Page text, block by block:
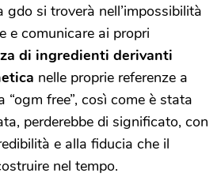
si troverà nell’impossibilità
e comunicare ai propri
di ingredienti derivanti
nelle proprie referenze a
free”, così come è stata
perderebbe di significato, con
e alla fiducia che il
nel tempo.